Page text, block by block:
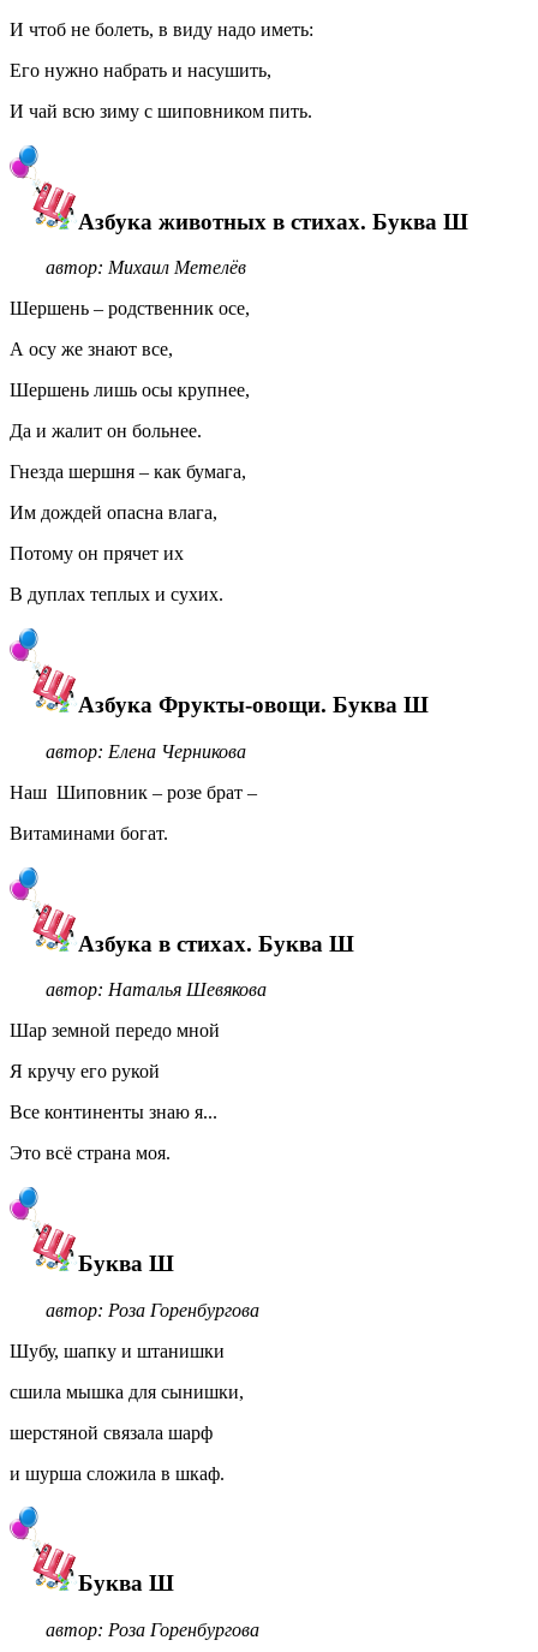
И чтоб не болеть, в виду надо иметь:
Его нужно набрать и насушить,
И чай всю зиму с шиповником пить.
Азбука животных в стихах. Буква Ш
автор: Михаил Метелёв
Шершень – родственник осе,
А осу же знают все,
Шершень лишь осы крупнее,
Да и жалит он больнее.
Гнезда шершня – как бумага,
Им дождей опасна влага,
Потому он прячет их
В дуплах теплых и сухих.
Азбука Фрукты-овощи. Буква Ш
автор: Елена Черникова
Наш Шиповник – розе брат –
Витаминами богат.
Азбука в стихах. Буква Ш
автор: Наталья Шевякова
Шар земной передо мной
Я кручу его рукой
Все континенты знаю я...
Это всё страна моя.
Буква Ш
автор: Роза Горенбургова
Шубу, шапку и штанишки
сшила мышка для сынишки,
шерстяной связала шарф
и шурша сложила в шкаф.
Буква Ш
автор: Роза Горенбургова